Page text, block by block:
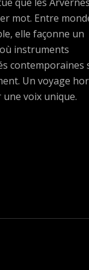
mot. Entre
elle façonne un
instruments
contemporaines
Un voyage
voix unique.